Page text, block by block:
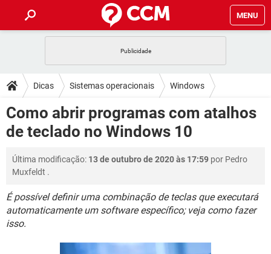
MENU
CELULAR FACEBOOK
OUTLOOK EXCEL
INSTAGRAM GMAIL
DICAS
JOGOS WHATSAPP
CELULAR FACEBOOK
INSTAGRAM GMAIL
DOWNLOADS
JOGOS WHATSAPP
OUTLOOK
INSTAGRAM GMAIL
GUIA DE COMPRAS
FÓRUM
JOGOS WHATSAPP
OUTLOOK EXCEL
INSTAGRAM
GUIA DE COMPRAS
GLOSSÁRIO
JOGOS WHATSAPP
CELULAR FACEBOOK
Dicas Sistemas operacionais Windows
Windows 10
Como abrir programas com atalhos
de teclado no Windows 10
Última modificação: 13 de outubro de 2020 às 17:59 por Pedro
Muxfeldt .
É possível definir uma combinação de teclas que executará
automaticamente um software específico; veja como fazer
isso.